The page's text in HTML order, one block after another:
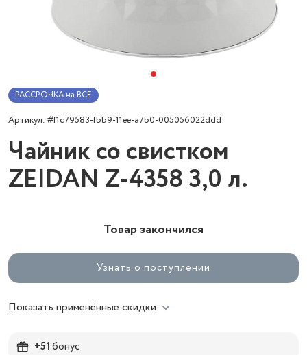
РАССРОЧКА на ВСЁ
Артикул: #f1c79583-fbb9-11ee-a7b0-005056022ddd
Чайник со свистком
ZEIDAN Z-4358 3,0 л.
Товар закончился
Узнать о поступлении
Показать применённые скидки
+51бонус